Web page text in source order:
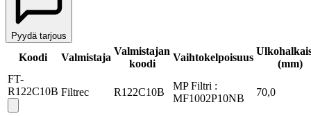
Pyydä tarjous
Koodi Valmistaja
Valmistajan
koodi
Vaihtokelpoisuus
(mm)
FT-
R122C10B Filtrec R122C10B
MP Filtri :
MF1002P10NB
70,0